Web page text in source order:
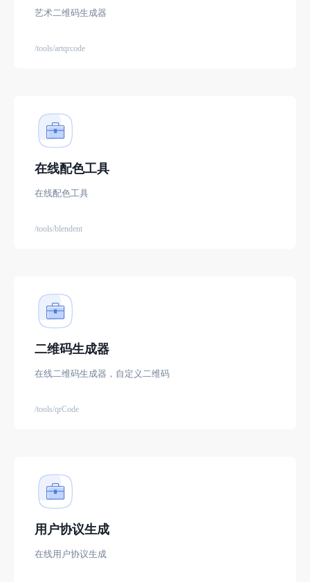
艺术二维码生成器
/tools/artqrcode
在线配色工具
在线配色工具
/tools/blendent
二维码生成器
在线二维码生成器，自定义二维码
/tools/qrCode
用户协议生成
在线用户协议生成